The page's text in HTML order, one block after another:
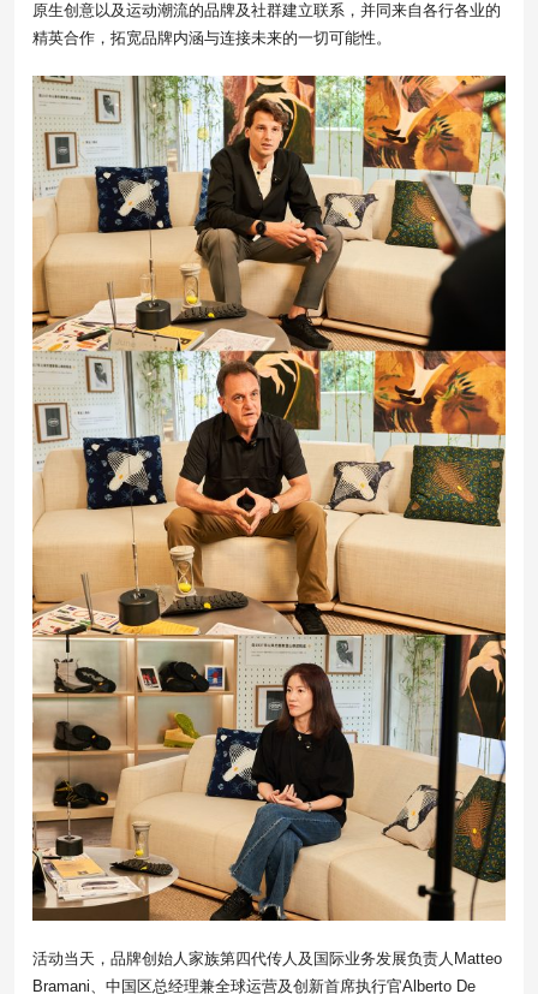
原生创意以及运动潮流的品牌及社群建立联系，并同来自各行各业的
精英合作，拓宽品牌内涵与连接未来的一切可能性。
活动当天，品牌创始人家族第四代传人及国际业务发展负责人Matteo
Bramani、中国区总经理兼全球运营及创新首席执行官Alberto De